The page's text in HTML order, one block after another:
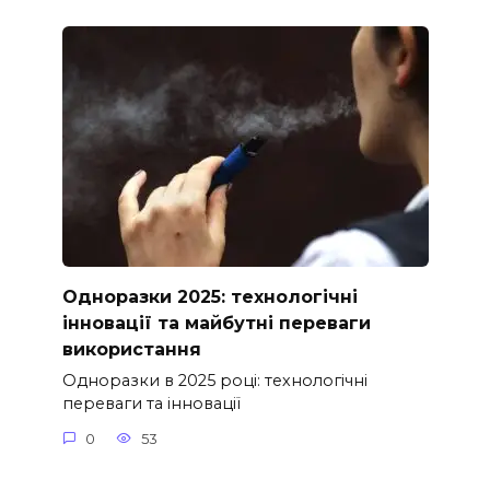
Одноразки 2025: технологічні
інновації та майбутні переваги
використання
Одноразки в 2025 році: технологічні
переваги та інновації
0 53